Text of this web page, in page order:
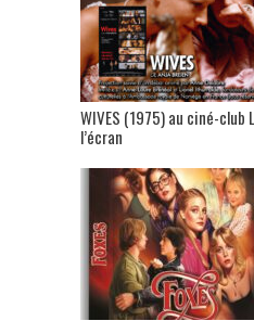
WIVES (1975) au ciné-club
l’écran